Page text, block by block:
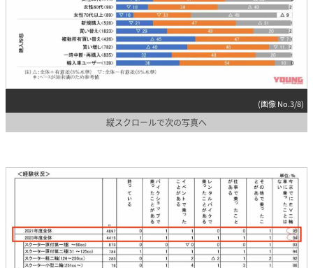
(画像 No.3/8)
縦スクロールで次の写真へ